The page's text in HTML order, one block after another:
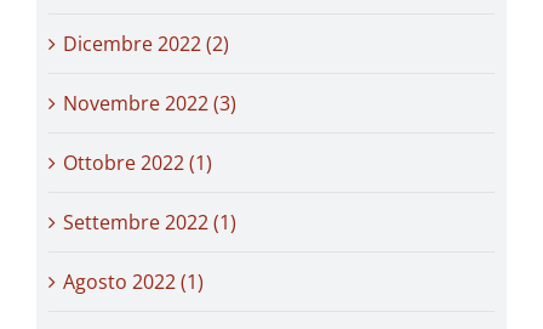
Dicembre 2022 (2)
Novembre 2022 (3)
Ottobre 2022 (1)
Settembre 2022 (1)
Agosto 2022 (1)